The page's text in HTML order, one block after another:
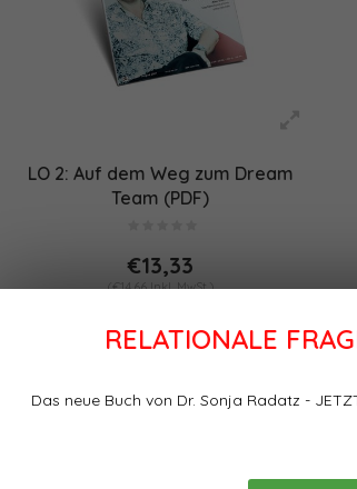
RELATIONALE
Das neue Buch von Dr. Sonja Radatz -
LO 2: Auf dem Weg zum Dream
Team (PDF)
€13,33
(€14,66 Inkl. MwSt.)